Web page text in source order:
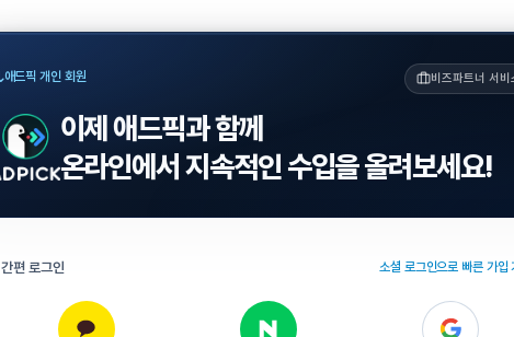
애드픽 개인 회원 비즈파트너 서비
이제 애드픽과 함께
온라인에서 지속적인 수입을 올려보세요!
간편 로그인 소셜 로그인으로 빠른 가입